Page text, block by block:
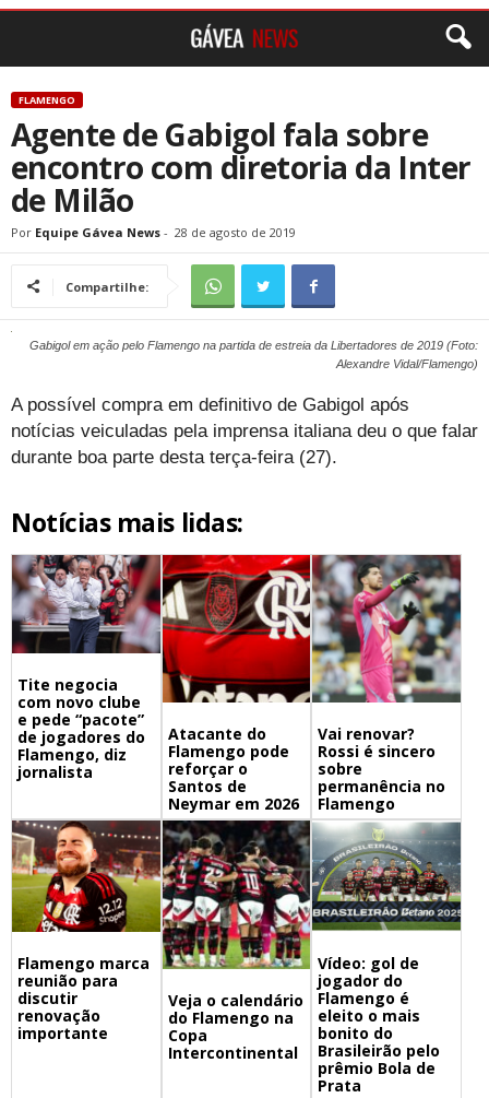
FLAMENGO
Agente de Gabigol fala sobre
encontro com diretoria da Inter
de Milão
Por Equipe Gávea News - 28 de agosto de 2019
Compartilhe:
Gabigol em ação pelo Flamengo na partida de estreia da Libertadores de 2019 (Foto:
Alexandre Vidal/Flamengo)
A possível compra em definitivo de Gabigol após
notícias veiculadas pela imprensa italiana deu o que falar
durante boa parte desta terça-feira (27).
Notícias mais lidas:
Tite negocia
com novo clube
e pede “pacote”
de jogadores do
Flamengo, diz
jornalista
Atacante do
Flamengo pode
reforçar o
Santos de
Neymar em 2026
Vai renovar?
Rossi é sincero
sobre
permanência no
Flamengo
Flamengo marca
reunião para
discutir
renovação
importante
Veja o calendário
do Flamengo na
Copa
Intercontinental
Vídeo: gol de
jogador do
Flamengo é
eleito o mais
bonito do
Brasileirão pelo
prêmio Bola de
Prata